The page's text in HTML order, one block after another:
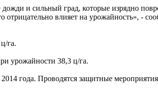
и сильный град, которые изрядно
влияет на урожайность», -
га.
урожайности 38,3 ц/га.
года. Проводятся защитные